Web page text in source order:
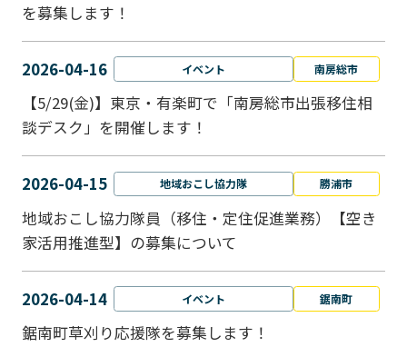
を募集します！
2026-04-16 イベント 南房総市
【5/29(金)】東京・有楽町で「南房総市出張移住相
談デスク」を開催します！
2026-04-15 地域おこし協力隊 勝浦市
地域おこし協力隊員（移住・定住促進業務）【空き
家活用推進型】の募集について
2026-04-14 イベント 鋸南町
鋸南町草刈り応援隊を募集します！